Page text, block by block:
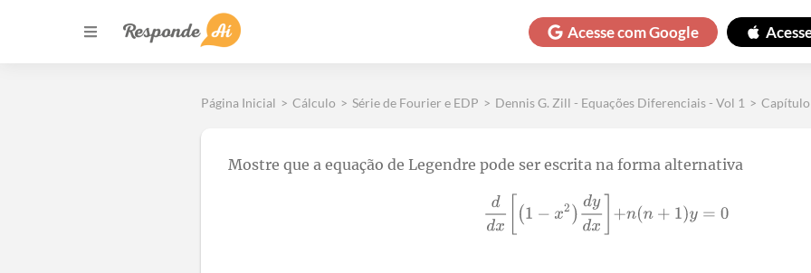
Acesse comGoogle
Página Inicial > Cálculo > Série de Fourier e EDP > Dennis G. Zill - Equações Diferenciais - Vol 1 > Capítulo
Mostre que a equação de Legendre pode ser escrita na forma alternativa